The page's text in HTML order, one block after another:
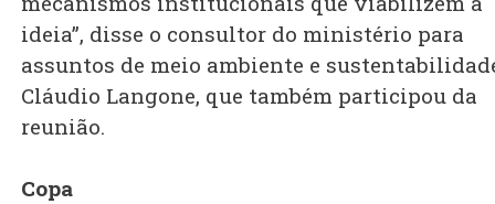
ideia”, disse o consultor do ministério para
assuntos de meio ambiente e
Cláudio Langone, que também participou da
reunião.
Copa